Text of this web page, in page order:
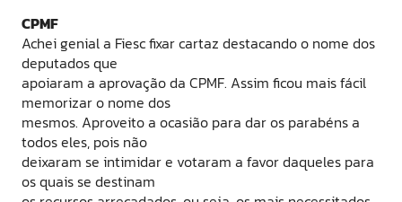
CPMF
Achei genial a Fiesc fixar cartaz destacando o nome dos
deputados que
apoiaram a aprovação da CPMF. Assim ficou mais fácil
memorizar o nome dos
mesmos. Aproveito a ocasião para dar os parabéns a
todos eles, pois não
deixaram se intimidar e votaram a favor daqueles para
os quais se destinam